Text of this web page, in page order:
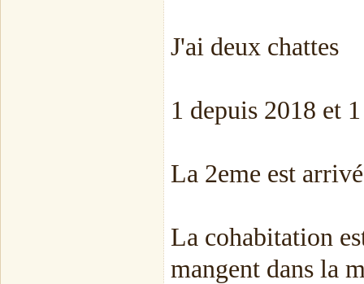
J'ai deux chattes
1 depuis 2018 et
La 2eme est
La cohabitation
mangent dans la